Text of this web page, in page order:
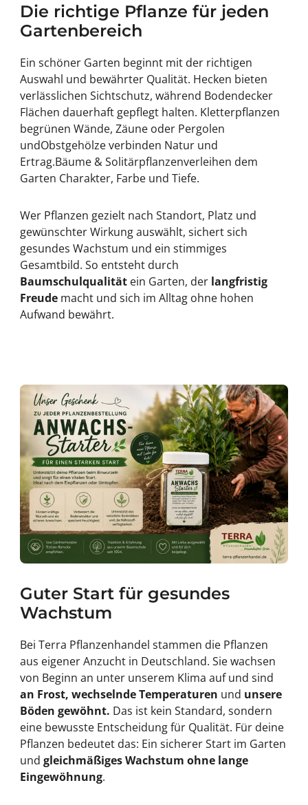
Die richtige Pflanze für jeden
Gartenbereich
Ein schöner Garten beginnt mit der richtigen
Auswahl und bewährter Qualität. Hecken bieten
verlässlichen Sichtschutz, während Bodendecker
Flächen dauerhaft gepflegt halten. Kletterpflanzen
begrünen Wände, Zäune oder Pergolen
undObstgehölzeverbinden Natur und
Ertrag.Bäume & Solitärpflanzenverleihen dem
Garten Charakter, Farbe und Tiefe.
Wer Pflanzen gezielt nach Standort, Platz und
gewünschter Wirkung auswählt, sichert sich
gesundes Wachstum und ein stimmiges
Gesamtbild. So entsteht durch
Baumschulqualitätein Garten, der langfristig
Freude macht und sich im Alltag ohne hohen
Aufwand bewährt.
Guter Start für gesundes
Wachstum
Bei Terra Pflanzenhandel stammen die Pflanzen
aus eigener Anzucht in Deutschland. Sie wachsen
von Beginn an unter unserem Klima auf und sind
an Frost, wechselnde Temperaturen und unsere
Böden gewöhnt. Das ist kein Standard, sondern
eine bewusste Entscheidung für Qualität. Für deine
Pflanzen bedeutet das: Ein sicherer Start im Garten
und gleichmäßiges Wachstum ohne lange
Eingewöhnung.